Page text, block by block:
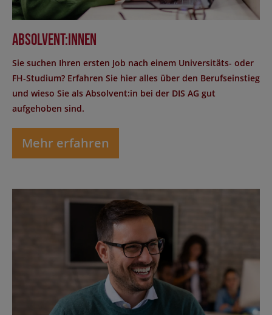
Absolvent:innen
Sie suchen Ihren ersten Job nach einem Universitäts- oder
FH-Studium? Erfahren Sie hier alles über den Berufseinstieg
und wieso Sie als Absolvent:in bei der DIS AG gut
aufgehoben sind.
Mehr erfahren